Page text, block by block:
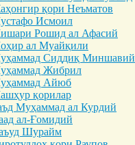
қори Неъматов
Исмоил
Рошид ал Афасий
ал Муайқили
Cиддиқ Миншавий
Жибрил
Айюб
қорилар
Муҳаммад ал Курдий
ал-Ғомидий
Шурайм